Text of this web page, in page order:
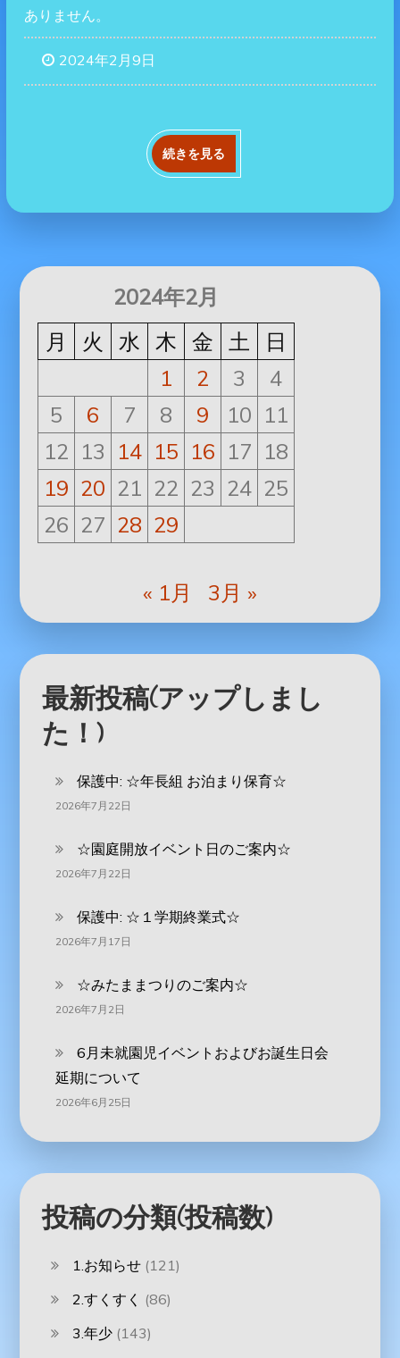
ありません。
2024年2月9日
続きを見る
2024年2月
月
火 水 木 金 土
日
1
2 3
4
5
6 7 8 9 10 11
12 13 14 15 16 17 18
19 20 21 22 23 24 25
26 27 28 29
« 1月 3月 »
最新投稿(アップしまし
た！)
保護中: ‪☆年長組 お泊まり保育☆
2026年7月22日
☆園庭開放イベント日のご案内☆
2026年7月22日
保護中: ☆１学期終業式☆
2026年7月17日
☆みたままつりのご案内☆
2026年7月2日
6月未就園児イベントおよびお誕生日会
延期について
2026年6月25日
投稿の分類(投稿数)
1.お知らせ (121)
2.すくすく (86)
3.年少 (143)